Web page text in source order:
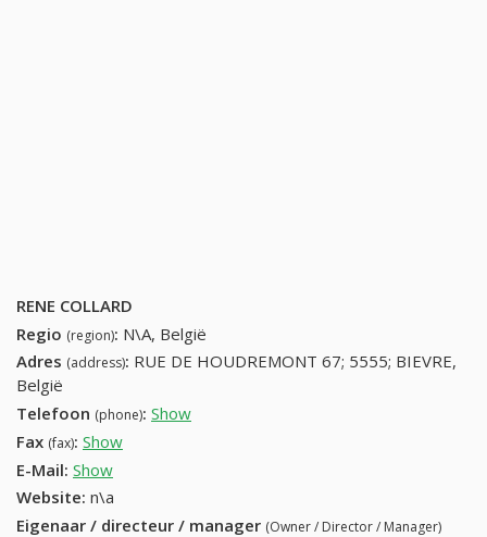
RENE COLLARD
Regio (region): N\A, België
Adres (address): RUE DE HOUDREMONT 67; 5555; BIEVRE,
België
Telefoon (phone): Show
Fax (fax): Show
E-Mail: Show
Website: n\a
Eigenaar / directeur / manager (Owner / Director / Manager)